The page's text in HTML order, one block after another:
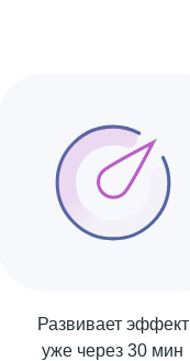
Развивает эффект
уже через 30 мин